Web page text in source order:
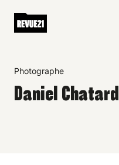
Photographe
Daniel Chatard